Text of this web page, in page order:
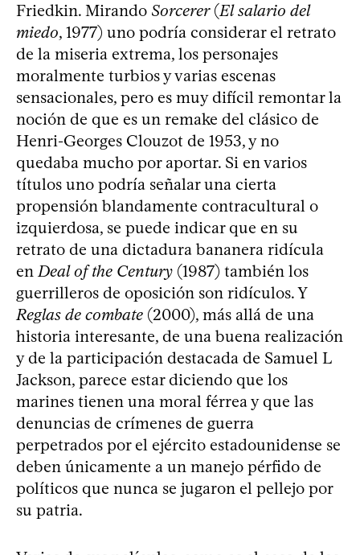
Friedkin. Mirando Sorcerer(El salario del
miedo, 1977) uno podría considerar el retrato
de la miseria extrema, los personajes
moralmente turbios y varias escenas
sensacionales, pero es muy difícil remontar la
noción de que es un remake del clásico de
Henri-Georges Clouzot de 1953, y no
quedaba mucho por aportar. Si en varios
títulos uno podría señalar una cierta
propensión blandamente contracultural o
izquierdosa, se puede indicar que en su
retrato de una dictadura bananera ridícula
enDeal of the Century (1987) también los
guerrilleros de oposición son ridículos. Y
Reglas de combate (2000), más allá de una
historia interesante, de una buena realización
y de la participación destacada de Samuel L
Jackson, parece estar diciendo que los
marines tienen una moral férrea y que las
denuncias de crímenes de guerra
perpetrados por el ejército estadounidense se
deben únicamente a un manejo pérfido de
políticos que nunca se jugaron el pellejo por
su patria.